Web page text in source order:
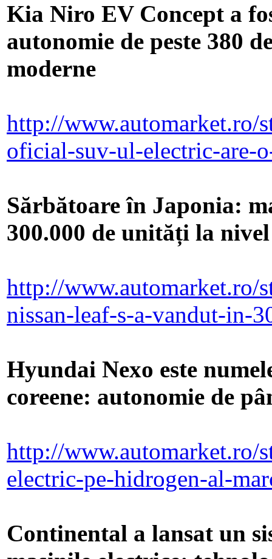
Kia Niro EV Concept a
autonomie de peste 380
moderne
http://www.automarket.ro/
oficial-suv-ul-electric-are-
Sărbătoare în Japonia:
300.000 de unități la
http://www.automarket.ro/
nissan-leaf-s-a-vandut-in-
Hyundai Nexo este
coreene: autonomie de
http://www.automarket.ro/
electric-pe-hidrogen-al-
Continental a lansat un